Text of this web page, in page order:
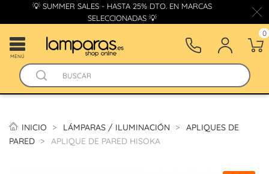
💡 SUMMER SALES - HASTA 25% DTO. EN MARCAS
SELECCIONADAS 💡
MENÚ
0
INICIO LÁMPARAS / ILUMINACIÓN
APLIQUES DE
PARED
APLIQUE DE PARED HISOKA